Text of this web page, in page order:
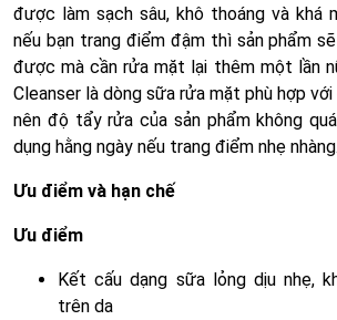
được làm sạch sâu, khô thoáng và khá
nếu bạn trang điểm đậm thì sản phẩm
được mà cần rửa mặt lại thêm một lần
Cleanser là dòng sữa rửa mặt phù hợp
nên độ tẩy rửa của sản phẩm không
dụng hằng ngày nếu trang điểm nhẹ nhàng.
Ưu điểm và hạn chế
Ưu điểm
Kết cấu dạng sữa lỏng dịu nhẹ,
trên da